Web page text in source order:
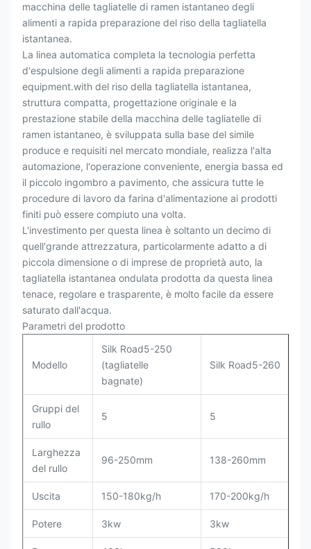
macchina delle tagliatelle di ramen istantaneo degli
alimenti a rapida preparazione del riso della tagliatella
istantanea.
La linea automatica completa la tecnologia perfetta
d'espulsione degli alimenti a rapida preparazione
equipment.with del riso della tagliatella istantanea,
struttura compatta, progettazione originale e la
prestazione stabile della macchina delle tagliatelle di
ramen istantaneo, è sviluppata sulla base del simile
produce e requisiti nel mercato mondiale, realizza l'alta
automazione, l'operazione conveniente, energia bassa ed
il piccolo ingombro a pavimento, che assicura tutte le
procedure di lavoro da farina d'alimentazione ai prodotti
finiti può essere compiuto una volta.
L'investimento per questa linea è soltanto un decimo di
quell'grande attrezzatura, particolarmente adatto a di
piccola dimensione o di imprese de proprietà auto, la
tagliatella istantanea ondulata prodotta da questa linea
tenace, regolare e trasparente, è molto facile da essere
saturato dall'acqua.
Parametri del prodotto
Modello
Silk Road5-250
(tagliatelle
bagnate)
Silk Road5-260
Gruppi del
rullo
5 5
Larghezza
del rullo
96-250mm 138-260mm
Uscita 150-180kg/h 170-200kg/h
Potere 3kw 3kw